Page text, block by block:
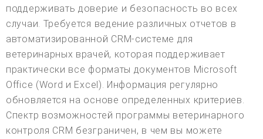
поддерживать доверие и безопасность во всех
случаи. Требуется ведение различных отчетов в
автоматизированной CRM-системе для
ветеринарных врачей, которая поддерживает
практически все форматы документов Microsoft
Office (Word и Excel). Информация регулярно
обновляется на основе определенных критериев.
Спектр возможностей программы ветеринарного
контроля CRM безграничен, в чем вы можете